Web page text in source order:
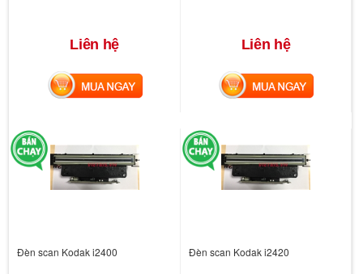
Liên hệ
MUA NGAY
Liên hệ
MUA NGAY
Đèn scan Kodak i2400 Đèn scan Kodak i2420